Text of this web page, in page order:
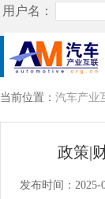
当前位置： 汽车产业
政策|
发布时间：2025-